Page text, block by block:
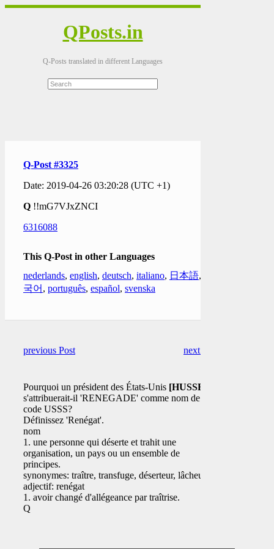
QPosts.in
Q-Posts translated in different Languages
Q-Post #3325
Date: 2019-04-26 03:20:28 (UTC +1)
Q !!mG7VJxZNCI
6316088
This Q-Post in other Languages
nederlands, english, deutsch, italiano, 日本語,
국어 , português, español, svenska
previous Post next Post
Pourquoi un président des États-Unis [HUSSEIN]
s'attribuerait-il 'RENEGADE' comme nom de
code USSS?
Définissez 'Renégat'.
nom
1. une personne qui déserte et trahit une
organisation, un pays ou un ensemble de
principes.
synonymes: traître, transfuge, déserteur, lâcheur;
adjectif: renégat
1. avoir changé d'allégeance par traîtrise.
Q